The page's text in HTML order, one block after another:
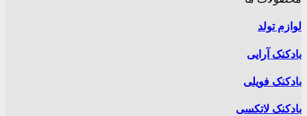
لوازم تولد
بادکنک آرایی
بادکنک فویلی
بادکنک لاتکسی